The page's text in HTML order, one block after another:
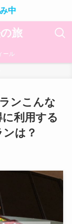
中
旅
ール
ンこんな
利用する
は？